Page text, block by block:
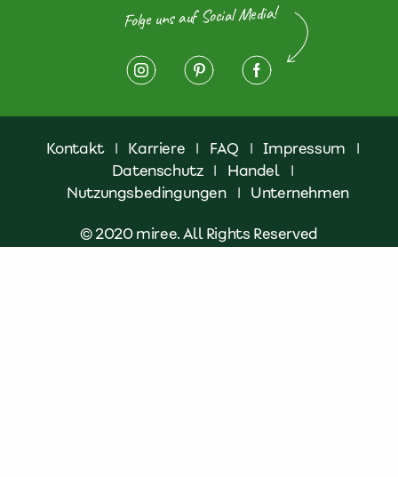
Folge uns auf Social Media!
Kontakt | Karriere | FAQ | Impressum
|
Datenschutz | Handel
|
Nutzungsbedingungen
| Unternehmen
© 2020 miree. All Rights Reserved